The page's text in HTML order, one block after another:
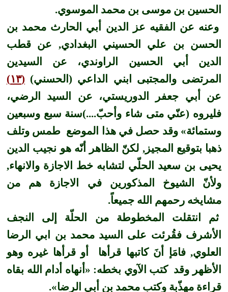
الحسين بن موسى بن محمد الموسوي.
وعنه عن الفقيه عز الدين أبي الحارث محمد بن
الحسن بن علي الحسيني البغدادي, عن قطب
الدين أبي الحسين الراوندي، عن السيدين
المرتضى والمجتبى ابني الداعي (الحسني) (١٣)
عن أبي جعفر الدوريستي، عن السيد الرضي،
فليروه (عنّي متى شاء وأحبّ....)سنة سبع وسبعين
وستمائة» وقد حصل في هذا الموضع طمس وتلف
ذهبا بتوقيع المجيز, لكنّ الظاهر أنّه هو نجيب الدين
يحيى بن سعيد الحلّي لتشابه خط الاجازة والانهاء,
ولأنّ الشيوخ المذكورين في الاجازة هم من
مشايخه رحمهم الله جميعاً.
ثم انتقلت المخطوطة من الحلّة إلى النجف
الأشرف فقُرئت على السيد محمد بن ابي الرضا
العلوي, فامَإ أنَ كاتبها قرأها أو قرأها غيره وهو
الأظهر وقد كتب الآوي بخطه: «أنهاه أدام الله بقاه
قراءة مهذّبة وكتب محمد بن أبي الرضا».